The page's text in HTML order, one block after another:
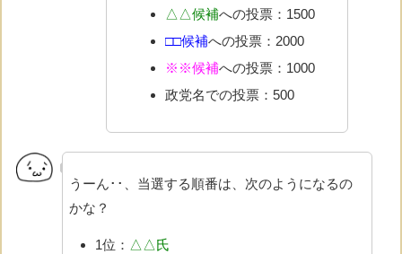
△△候補への投票：1500
□□候補への投票：2000
※※候補への投票：1000
政党名での投票：500
うーん･･、当選する順番は、次のようになるの
かな？
1位： △△氏